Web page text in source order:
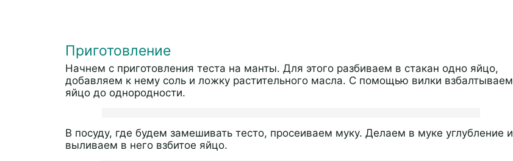
Приготовление
Начнем с приготовления теста на манты. Для этого разбиваем в стакан одно яйцо,
добавляем к нему соль и ложку растительного масла. С помощью вилки взбалтываем
яйцо до однородности.
В посуду, где будем замешивать тесто, просеиваем муку. Делаем в муке углубление и
выливаем в него взбитое яйцо.